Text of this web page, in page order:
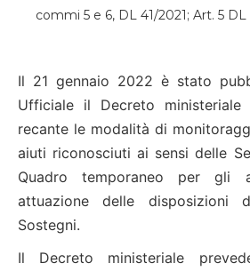
commi 5 e 6, DL 41/2021; Art. 5 DL
Il 21 gennaio 2022 è stato
Ufficiale il Decreto ministeriale
recante le modalità di
aiuti riconosciuti ai sensi delle
Quadro temporaneo per
attuazione delle
Sostegni.
Il Decreto ministeriale